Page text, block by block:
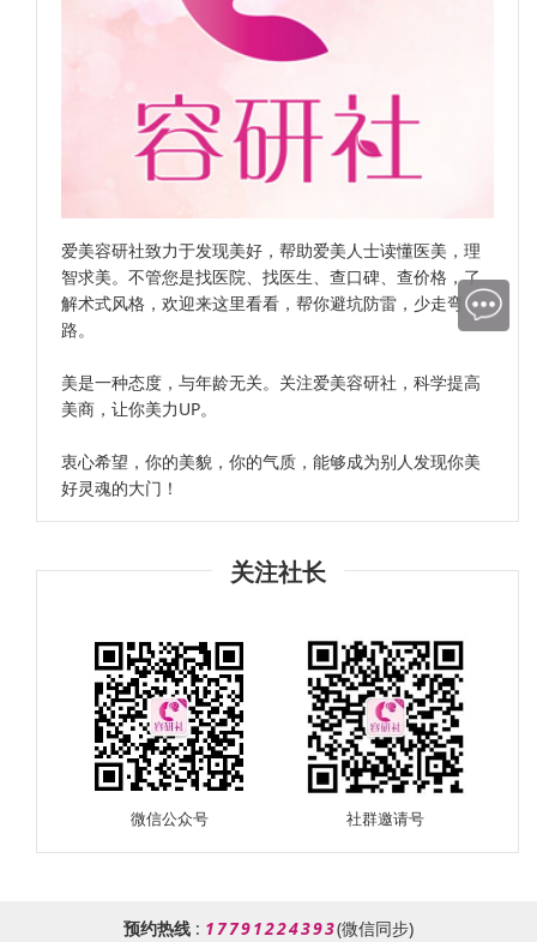
爱美容研社致力于发现美好，帮助爱美人士读懂医美，理
智求美。不管您是找医院、找医生、查口碑、查价格，了
解术式风格，欢迎来这里看看，帮你避坑防雷，少走弯
路。
美是一种态度，与年龄无关。关注爱美容研社，科学提高
美商，让你美力UP。
衷心希望，你的美貌，你的气质，能够成为别人发现你美
好灵魂的大门！
关注社长
微信公众号 社群邀请号
预约热线 : 17791224393(微信同步)